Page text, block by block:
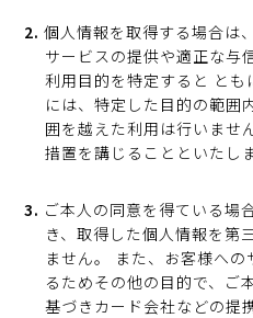
個人情報を取得する場合は
サービスの提供や適正な与
利用目的を特定すると と
には、特定した目的の範囲
囲を越えた利用は行いませ
措置を講じることといたしま
ご本人の同意を得ている場
き、取得した個人情報を第
ません。 また、お客様へ
るためその他の目的で、ご
基づきカード会社などの提